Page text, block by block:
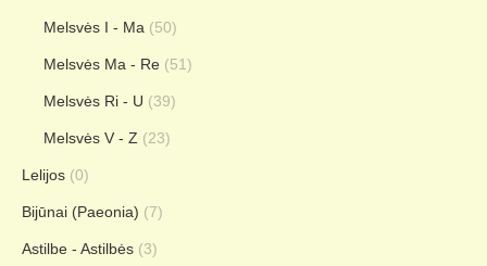
Melsvės I - Ma (50)
Melsvės Ma - Re (51)
Melsvės Ri - U (39)
Melsvės V - Z (23)
Lelijos (0)
Bijūnai (Paeonia) (7)
Astilbe - Astilbės (3)